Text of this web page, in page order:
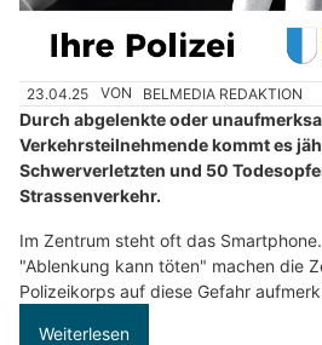
23.04.25 VON BELMEDIA REDAKTION
Durch abgelenkte oder
Verkehrsteilnehmende kommt es
Schwerverletzten und 50
Strassenverkehr.
Im Zentrum steht oft das
"Ablenkung kann töten" machen die
Polizeikorps auf diese Gefahr
Weiterlesen